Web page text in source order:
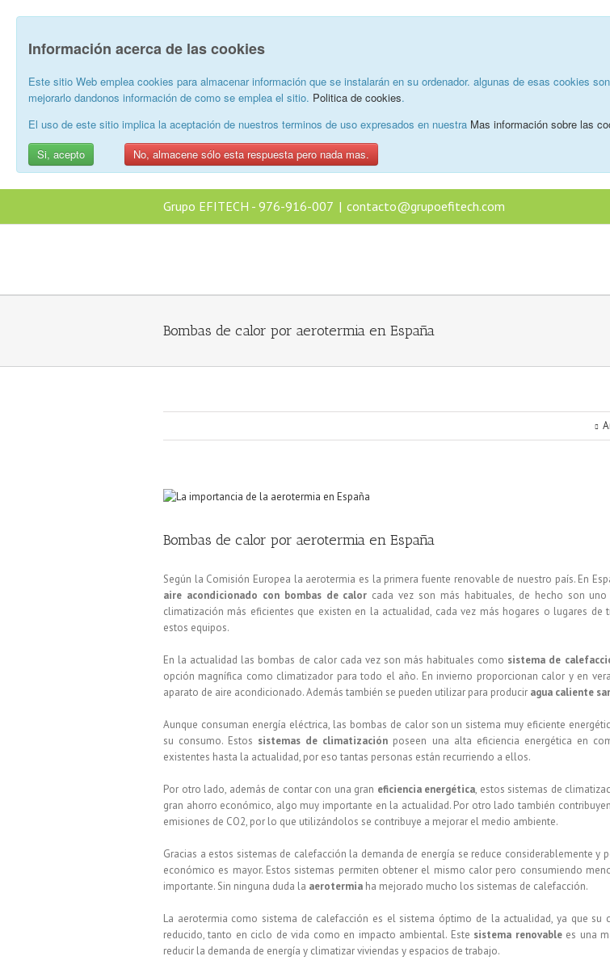
Información acerca de las cookies
Este sitio Web emplea cookies para almacenar información que se instalarán en su ordenador. algunas de esas cookies
mejorarlo dandonos información de como se emplea el sitio. Politica de cookies.
El uso de este sitio implica la aceptación de nuestros terminos de uso expresados en nuestra Mas información sobre las
Si, acepto
No, almacene sólo esta respuesta pero nada mas.
Grupo EFITECH - 976-916-007 | contacto@grupoefitech.com
Bombas de calor por aerotermia en España
Bombas de calor por aerotermia en España
Según la Comisión Europea la aerotermia es la primera fuente renovable de nuestro país. En
aire acondicionado con bombas de calor cada vez son más habituales, de hecho son
climatización más eficientes que existen en la actualidad, cada vez más hogares o lugares de
estos equipos.
En la actualidad las bombas de calor cada vez son más habituales como sistema de
opción magnífica como climatizador para todo el año. En invierno proporcionan calor y en
aparato de aire acondicionado. Además también se pueden utilizar para producir agua caliente
Aunque consuman energía eléctrica, las bombas de calor son un sistema muy eficiente
su consumo. Estos sistemas de climatización poseen una alta eficiencia energética en
existentes hasta la actualidad, por eso tantas personas están recurriendo a ellos.
Por otro lado, además de contar con una gran eficiencia energética, estos sistemas de
gran ahorro económico, algo muy importante en la actualidad. Por otro lado también
emisiones de CO2, por lo que utilizándolos se contribuye a mejorar el medio ambiente.
Gracias a estos sistemas de calefacción la demanda de energía se reduce considerablemente y
económico es mayor. Estos sistemas permiten obtener el mismo calor pero consumiendo
importante. Sin ninguna duda la aerotermia ha mejorado mucho los sistemas de calefacción.
La aerotermia como sistema de calefacción es el sistema óptimo de la actualidad, ya que su
reducido, tanto en ciclo de vida como en impacto ambiental. Este sistema renovablees una
reducir la demanda de energía y climatizar viviendas y espacios de trabajo.